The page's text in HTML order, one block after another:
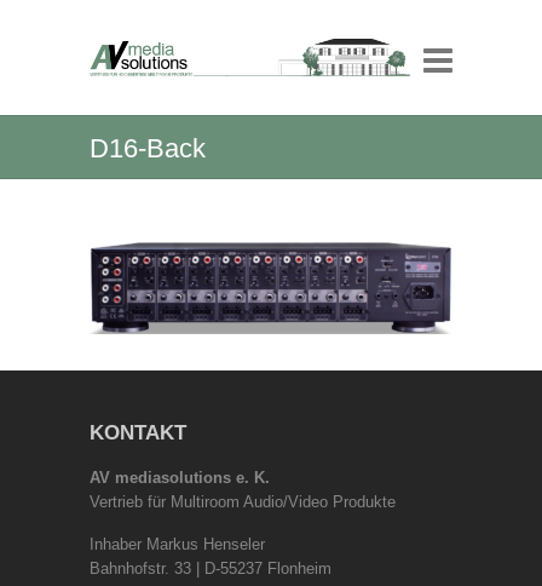
D16-Back
KONTAKT
AV mediasolutions e. K.
Vertrieb für Multiroom Audio/Video Produkte
Inhaber Markus Henseler
Bahnhofstr. 33 | D-55237 Flonheim